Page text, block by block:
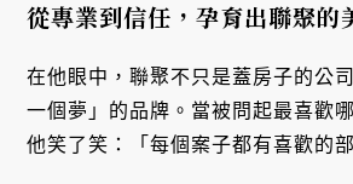
從專業到信任，孕育出聯聚的
在他眼中，聯聚不只是蓋房子的公
一個夢」的品牌。當被問起最喜歡
他笑了笑：「每個案子都有喜歡的部